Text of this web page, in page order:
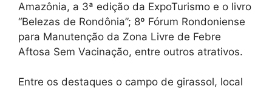
Amazônia, a 3ª edição da ExpoTurismo e o livro
“Belezas de Rondônia”; 8º Fórum Rondoniense
para Manutenção da Zona Livre de Febre
Aftosa Sem Vacinação, entre outros atrativos.
Entre os destaques o campo de girassol, local